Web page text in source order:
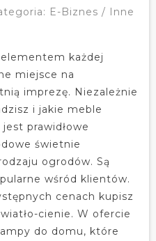
E-Biznes / Inne
każdej
miejsce na
imprezę. Niezależnie
i jakie meble
prawidłowe
świetnie
ogrodów. Są
wśród klientów.
cenach kupisz
cienie. W ofercie
do domu, które